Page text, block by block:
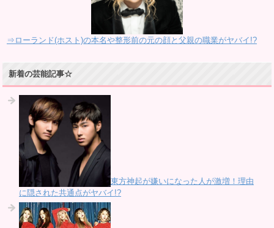
⇒ローランド(ホスト)の本名や整形前の元の顔と父親の職業がヤバイ!?
新着の芸能記事☆
東方神起が嫌いになった人が激増！理由
に隠された共通点がヤバイ!?